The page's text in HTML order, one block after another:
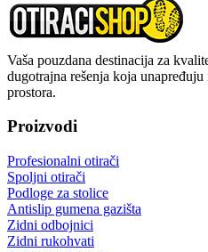
Vaša pouzdana destinacija za
dugotrajna rešenja koja
prostora.
Proizvodi
Profesionalni otirači
Spoljni otirači
Podloge za stolice
Antislip gumena gazišta
Zidni odbojnici
Zidni rukohvati